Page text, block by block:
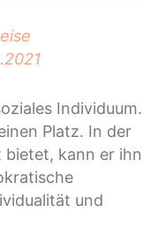
Individuum.
Platz. In der
bietet, kann er ihn
und